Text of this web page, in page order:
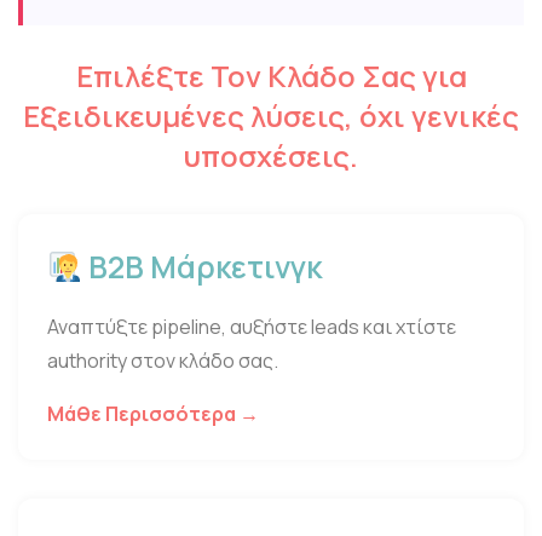
Επιλέξτε Τον Κλάδο Σας για
Εξειδικευμένες λύσεις, όχι γενικές
υποσχέσεις.
B2B Μάρκετινγκ
Αναπτύξτε pipeline, αυξήστε leads και χτίστε
authority στον κλάδο σας.
Μάθε Περισσότερα →